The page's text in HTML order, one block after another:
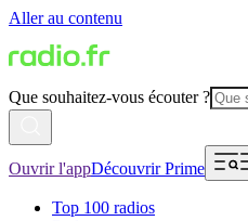
Aller au contenu
Que souhaitez-vous écouter ?
Ouvrir l'appDécouvrir Prime
Top 100 radios